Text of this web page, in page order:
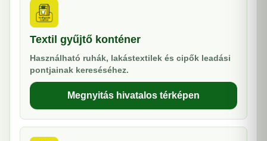
Textil gyűjtő konténer
Használható ruhák, lakástextilek és cipők leadási
pontjainak kereséséhez.
Megnyitás hivatalos térképen